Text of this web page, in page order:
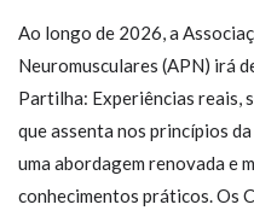
Ao longo de 2026, a
Neuromusculares (APN) irá
Partilha: Experiências reais,
que assenta nos princípios
uma abordagem renovada e
conhecimentos práticos. Os